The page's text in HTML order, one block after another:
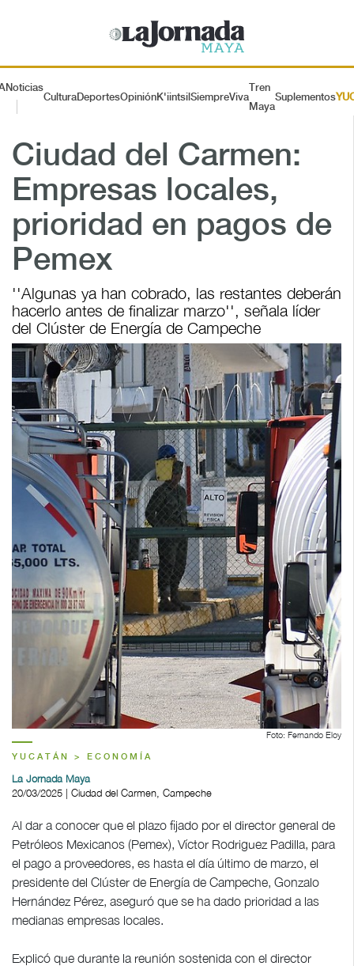
Noticias
CulturaDeportesOpiniónK'iintsil SiempreViva
Tren
Maya
Suplementos
Ciudad del Carmen:
Empresas locales,
prioridad en pagos de
Pemex
''Algunas ya han cobrado, las restantes deberán
hacerlo antes de finalizar marzo'', señala líder
del Clúster de Energía de Campeche
Foto: Fernando Eloy
YUCATÁN > ECONOMÍA
La Jornada Maya
20/03/2025 | Ciudad del Carmen, Campeche
Al dar a conocer que el plazo fijado por el director general de
Petróleos Mexicanos (Pemex), Víctor Rodriguez Padilla, para
el pago a proveedores, es hasta el día último de marzo, el
presidente del Clúster de Energía de Campeche, Gonzalo
Hernández Pérez, aseguró que se ha dado prioridad a las
medianas empresas locales.
Explicó que durante la reunión sostenida con el director